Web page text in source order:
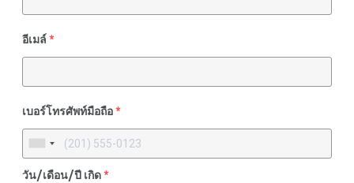
อีเมล์*
เบอร์โทรศัพท์มือถือ*
วัน/เดือน/ปี เกิด*